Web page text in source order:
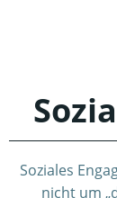
Soziales
nicht um